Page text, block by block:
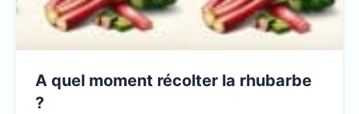
A quel moment récolter la rhubarbe
?